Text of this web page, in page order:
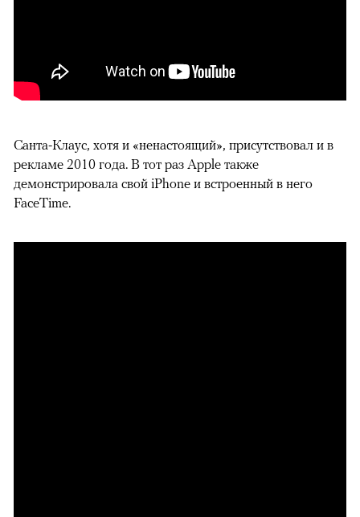
Санта-Клаус, хотя и «ненастоящий», присутствовал и в
рекламе 2010 года. В тот раз Apple также
демонстрировала свой iPhone и встроенный в него
FaceTime.